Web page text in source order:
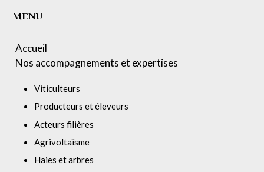
MENU
Accueil
Nos accompagnements et expertises
Viticulteurs
Producteurs et éleveurs
Acteurs filières
Agrivoltaïsme
Haies et arbres